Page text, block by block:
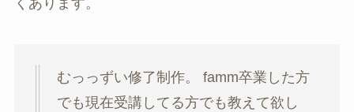
むっっずい修了制作。 famm卒業した方
でも現在受講してる方でも教えて欲し